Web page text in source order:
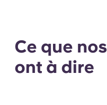
Ce que
ont à dire